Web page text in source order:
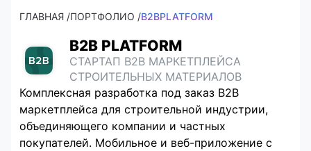
ГЛАВНАЯ /ПОРТФОЛИО /B2BPLATFORM
B2B PLATFORM
СТАРТАП B2B МАРКЕТПЛЕЙСА
СТРОИТЕЛЬНЫХ МАТЕРИАЛОВ
Комплексная разработка под заказ B2B
маркетплейса для строительной индустрии,
объединяющего компании и частных
покупателей. Мобильное и веб-приложение с